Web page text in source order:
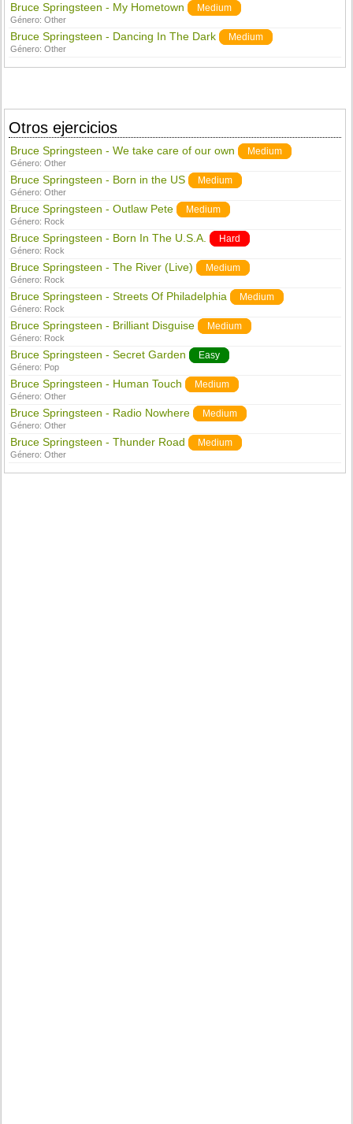
Bruce Springsteen - My Hometown Medium
Género:Other
Bruce Springsteen - Dancing In The Dark Medium
Género:Other
Otros ejercicios
Bruce Springsteen - We take care of our own Medium
Género:Other
Bruce Springsteen - Born in the US Medium
Género:Other
Bruce Springsteen - Outlaw Pete Medium
Género: Rock
Bruce Springsteen - Born In The U.S.A. Hard
Género: Rock
Bruce Springsteen - The River (Live) Medium
Género: Rock
Bruce Springsteen - Streets Of Philadelphia Medium
Género: Rock
Bruce Springsteen - Brilliant Disguise Medium
Género: Rock
Bruce Springsteen - Secret Garden Easy
Género: Pop
Bruce Springsteen - Human Touch Medium
Género:Other
Bruce Springsteen - Radio Nowhere Medium
Género:Other
Bruce Springsteen - Thunder Road Medium
Género:Other